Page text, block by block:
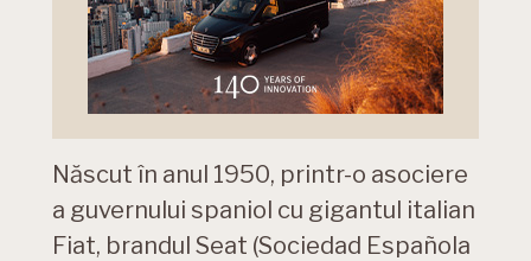
Născut în anul 1950, printr-o asociere
a guvernului spaniol cu gigantul italian
Fiat, brandul Seat (Sociedad Española